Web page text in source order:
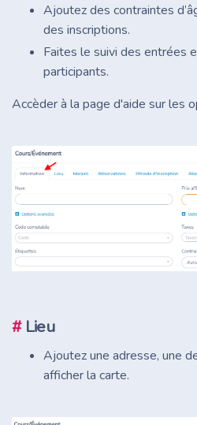
Ajoutez des contraintes
des inscriptions.
Faites le suivi des entrées
participants.
Accèder à la page d'aide sur les
# Lieu
Ajoutez une adresse, une
afficher la carte.